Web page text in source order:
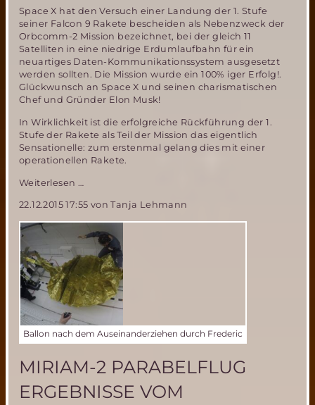
Space X hat den Versuch einer Landung der 1. Stufe
seiner Falcon 9 Rakete bescheiden als Nebenzweck der
Orbcomm-2 Mission bezeichnet, bei der gleich 11
Satelliten in eine niedrige Erdumlaufbahn für ein
neuartiges Daten-Kommunikationssystem ausgesetzt
werden sollten. Die Mission wurde ein 100% iger Erfolg!.
Glückwunsch an Space X und seinen charismatischen
Chef und Gründer Elon Musk!
In Wirklichkeit ist die erfolgreiche Rückführung der 1.
Stufe der Rakete als Teil der Mission das eigentlich
Sensationelle: zum erstenmal gelang dies mit einer
operationellen Rakete.
Weiterlesen …
läutet
die
Ära
wiederverwendbarer
Raketen
ein
22.12.2015 17:55 von Tanja Lehmann
Ballon nach dem Auseinanderziehen durch Frederic
MIRIAM-2 PARABELFLUG
ERGEBNISSE VOM